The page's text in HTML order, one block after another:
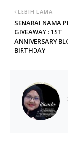
LEBIH LAMA
SENARAI NAMA
GIVEAWAY : 1ST
ANNIVERSARY
BIRTHDAY